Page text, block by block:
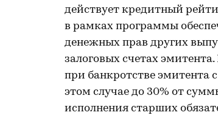
действует кредитный
в рамках программы
денежных прав других
залоговых счетах
при банкротстве эмитента
этом случае до 30% от
исполнения старших